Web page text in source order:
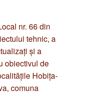
nr. 66 din
tehnic, a
și a
obiectivul de
Hobiţa-
comuna